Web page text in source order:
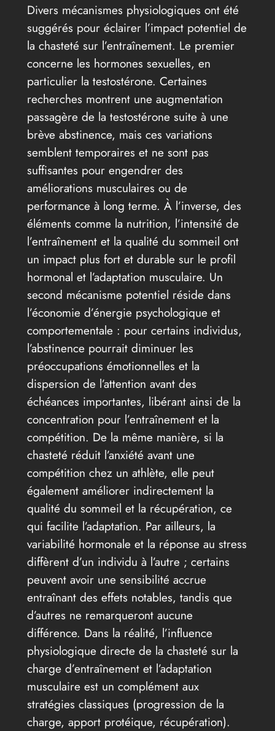
Divers mécanismes physiologiques ont été
suggérés pour éclairer l’impact potentiel de
la chasteté sur l’entraînement. Le premier
concerne les hormones sexuelles, en
particulier la testostérone. Certaines
recherches montrent une augmentation
passagère de la testostérone suite à une
brève abstinence, mais ces variations
semblent temporaires et ne sont pas
suffisantes pour engendrer des
améliorations musculaires ou de
performance à long terme. À l’inverse, des
éléments comme la nutrition, l’intensité de
l’entraînement et la qualité du sommeil ont
un impact plus fort et durable sur le profil
hormonal et l’adaptation musculaire. Un
second mécanisme potentiel réside dans
l’économie d’énergie psychologique et
comportementale : pour certains individus,
l’abstinence pourrait diminuer les
préoccupations émotionnelles et la
dispersion de l’attention avant des
échéances importantes, libérant ainsi de la
concentration pour l’entraînement et la
compétition. De la même manière, si la
chasteté réduit l’anxiété avant une
compétition chez un athlète, elle peut
également améliorer indirectement la
qualité du sommeil et la récupération, ce
qui facilite l’adaptation. Par ailleurs, la
variabilité hormonale et la réponse au stress
diffèrent d’un individu à l’autre ; certains
peuvent avoir une sensibilité accrue
entraînant des effets notables, tandis que
d’autres ne remarqueront aucune
différence. Dans la réalité, l’influence
physiologique directe de la chasteté sur la
charge d’entraînement et l’adaptation
musculaire est un complément aux
stratégies classiques (progression de la
charge, apport protéique, récupération).